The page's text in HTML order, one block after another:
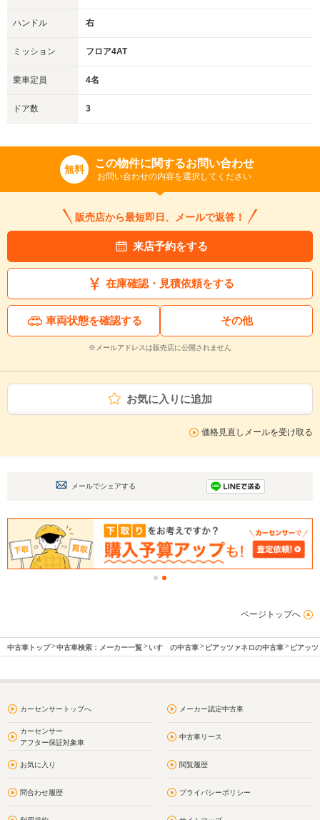
ハンドル 右
ミッション フロア4AT
乗車定員 4名
ドア数 3
無料 この物件に関するお問い合わせ
お問い合わせの内容を選択してください
販売店から最短即日、メールで返答！
来店予約をする
在庫確認・見積依頼をする
車両状態を確認する その他
※メールアドレスは販売店に公開されません
お気に入りに追加
価格見直しメールを受け取る
メールでシェアする
ページトップへ
中古車トップ 中古車検索：メーカー一覧 いすゞの中古車 ピアッツァネロの中古車 ピアッ
カーセンサートップへ メーカー認定中古車
カーセンサー
アフター保証対象車
中古車リース
お気に入り 閲覧履歴
問合わせ履歴 プライバシーポリシー